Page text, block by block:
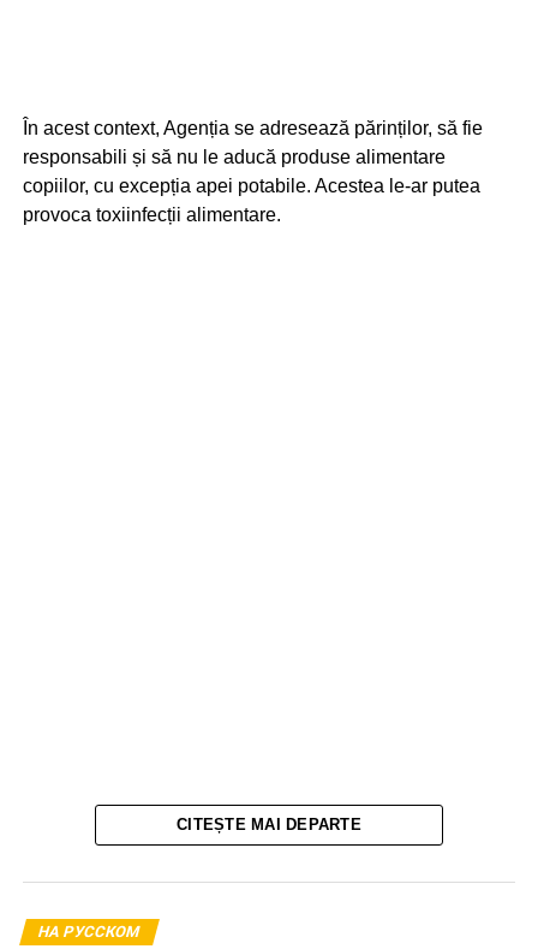
În acest context, Agenția se adresează părinților, să fie
responsabili și să nu le aducă produse alimentare
copiilor, cu excepția apei potabile. Acestea le-ar putea
provoca toxiinfecții alimentare.
CITEȘTE MAI DEPARTE
НА РУССКОМ